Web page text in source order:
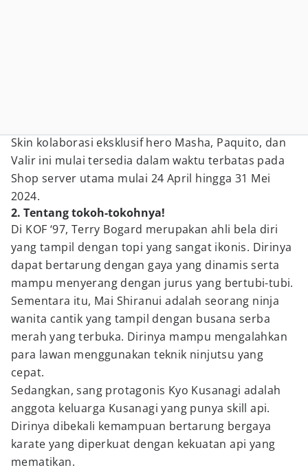
Skin kolaborasi eksklusif hero Masha, Paquito, dan
Valir ini mulai tersedia dalam waktu terbatas pada
Shop server utama mulai 24 April hingga 31 Mei
2024.
2. Tentang tokoh-tokohnya!
Di KOF ‘97, Terry Bogard merupakan ahli bela diri
yang tampil dengan topi yang sangat ikonis. Dirinya
dapat bertarung dengan gaya yang dinamis serta
mampu menyerang dengan jurus yang bertubi-tubi.
Sementara itu, Mai Shiranui adalah seorang ninja
wanita cantik yang tampil dengan busana serba
merah yang terbuka. Dirinya mampu mengalahkan
para lawan menggunakan teknik ninjutsu yang
cepat.
Sedangkan, sang protagonis Kyo Kusanagi adalah
anggota keluarga Kusanagi yang punya skill api.
Dirinya dibekali kemampuan bertarung bergaya
karate yang diperkuat dengan kekuatan api yang
mematikan.